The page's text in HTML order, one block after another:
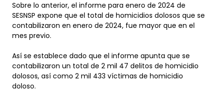
Sobre lo anterior, el informe para enero de 2024 de
SESNSP expone que el total de homicidios dolosos que se
contabilizaron en enero de 2024, fue mayor que en el
mes previo.
Así se establece dado que el informe apunta que se
contabilizaron un total de 2 mil 47 delitos de homicidio
dolosos, así como 2 mil 433 víctimas de homicidio
doloso.